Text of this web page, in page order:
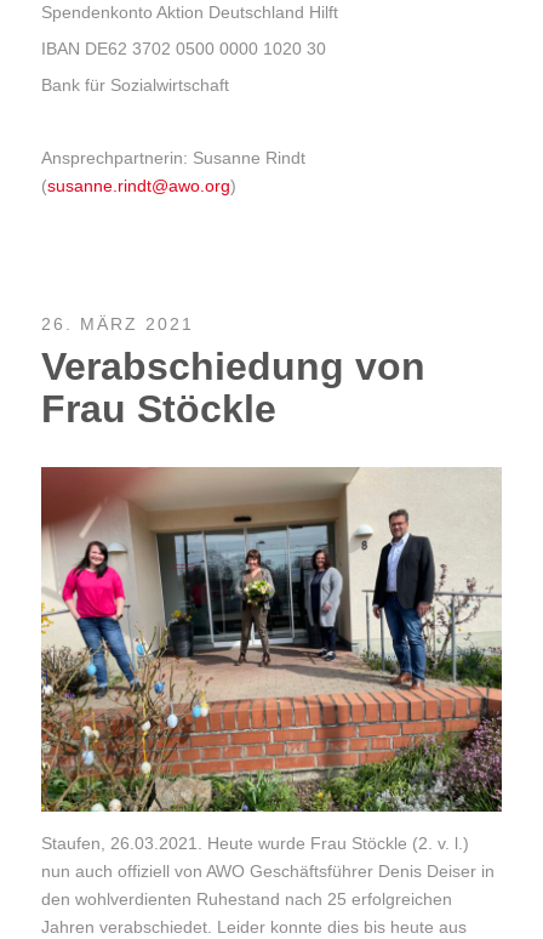
Spendenkonto Aktion Deutschland Hilft
IBAN DE62 3702 0500 0000 1020 30
Bank für Sozialwirtschaft
Ansprechpartnerin: Susanne Rindt
(susanne.rindt@awo.org)
26. MÄRZ 2021
Verabschiedung von
Frau Stöckle
Staufen, 26.03.2021. Heute wurde Frau Stöckle (2. v. l.)
nun auch offiziell von AWO Geschäftsführer Denis Deiser in
den wohlverdienten Ruhestand nach 25 erfolgreichen
Jahren verabschiedet. Leider konnte dies bis heute aus